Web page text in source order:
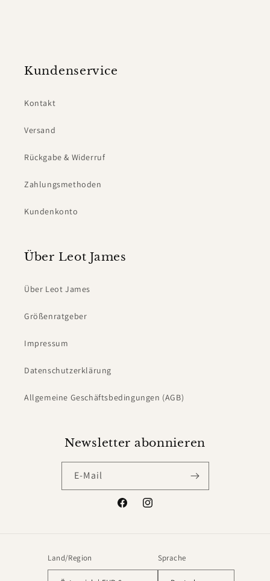
Kundenservice
Kontakt
Versand
Rückgabe & Widerruf
Zahlungsmethoden
Kundenkonto
Über Leot James
Über Leot James
Größenratgeber
Impressum
Datenschutzerklärung
Allgemeine Geschäftsbedingungen (AGB)
Newsletter abonnieren
E-Mail
FacebookInstagram
Land/Region Sprache